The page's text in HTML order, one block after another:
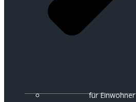
für Einwohner